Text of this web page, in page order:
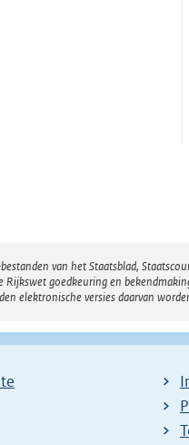
van het Staatsblad,
Rijkswet goedkeuring en
elektronische versies daarvan